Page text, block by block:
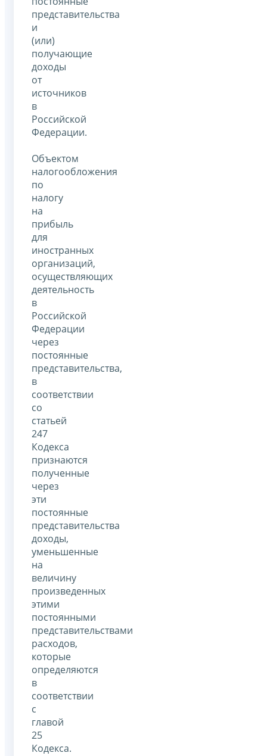
представительства
и
(или)
получающие
доходы
от
источников
в
Российской
Федерации.
Объектом
налогообложения
по
налогу
на
прибыль
для
иностранных
организаций,
осуществляющих
деятельность
в
Российской
Федерации
через
постоянные
представительства,
в
соответствии
со
статьей
247
Кодекса
признаются
полученные
через
эти
постоянные
представительства
доходы,
уменьшенные
на
величину
произведенных
этими
постоянными
представительствами
расходов,
которые
определяются
в
соответствии
с
главой
25
Кодекса.